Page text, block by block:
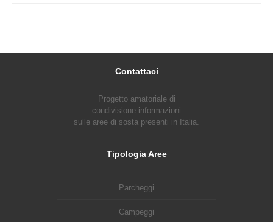
Contattaci
Progetto amatoriale di
condivisione informazioni
sulle aree di sosta presenti in Italia.
Tipologia Aree
Parcheggi
Campeggi